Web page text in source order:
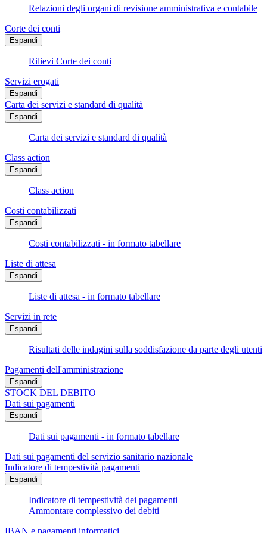
Relazioni degli organi di revisione amministrativa e contabile
Corte dei conti
Espandi
Rilievi Corte dei conti
Servizi erogati
Espandi
Carta dei servizi e standard di qualità
Espandi
Carta dei servizi e standard di qualità
Class action
Espandi
Class action
Costi contabilizzati
Espandi
Costi contabilizzati - in formato tabellare
Liste di attesa
Espandi
Liste di attesa - in formato tabellare
Servizi in rete
Espandi
Risultati delle indagini sulla soddisfazione da parte degli utenti
Pagamenti dell'amministrazione
Espandi
STOCK DEL DEBITO
Dati sui pagamenti
Espandi
Dati sui pagamenti - in formato tabellare
Dati sui pagamenti del servizio sanitario nazionale
Indicatore di tempestività pagamenti
Espandi
Indicatore di tempestività dei pagamenti
Ammontare complessivo dei debiti
IBAN e pagamenti informatici